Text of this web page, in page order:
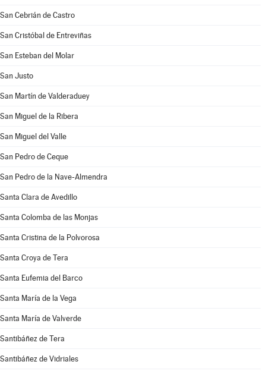
San Cebrián de Castro
San Cristóbal de Entreviñas
San Esteban del Molar
San Justo
San Martín de Valderaduey
San Miguel de la Ribera
San Miguel del Valle
San Pedro de Ceque
San Pedro de la Nave-Almendra
Santa Clara de Avedillo
Santa Colomba de las Monjas
Santa Cristina de la Polvorosa
Santa Croya de Tera
Santa Eufemia del Barco
Santa María de la Vega
Santa María de Valverde
Santibáñez de Tera
Santibáñez de Vidriales